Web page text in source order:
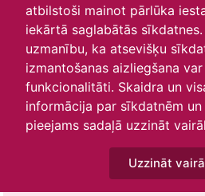
atbilstoši mainot pārlūka
iekārtā saglabātās
uzmanību, ka atsevišķu
izmantošanas aizliegšana
funkcionalitāti. Skaidra un
informācija par sīkdatnēm
pieejams sadaļā uzzināt
Uzzināt
O T
7 8
14 15